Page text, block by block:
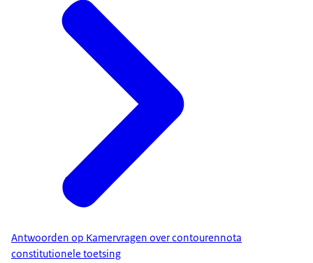
Antwoorden op Kamervragen over contourennota
constitutionele toetsing